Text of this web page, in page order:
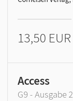
13,50 EUR
Access
G9 - Ausgabe